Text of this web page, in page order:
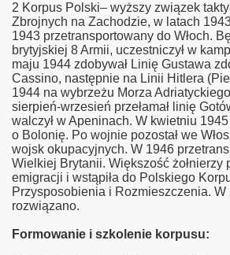
2 Korpus Polski– wyższy związek
Zbrojnych na Zachodzie, w latach
1943 przetransportowany do Włoch.
brytyjskiej 8 Armii, uczestniczył w
maju 1944 zdobywał Linię Gustawa
Cassino, następnie na Linii Hitlera
1944 na wybrzeżu Morza
sierpień-wrzesień przełamał linię
walczył w Apeninach. W kwietniu 1945
o Bolonię. Po wojnie pozostał we
wojsk okupacyjnych. W 1946
Wielkiej Brytanii. Większość żołnierzy
emigracji i wstąpiła do Polskiego
Przysposobienia i Rozmieszczenia. W
rozwiązano.
Formowanie i szkolenie korpusu: